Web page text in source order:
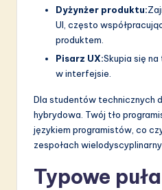
Dyżynżer produktu:
UI, często
produktem.
Pisarz UX:Skupia się
w interfejsie.
Dla studentów technicznych
hybrydowa. Twój tło
językiem programistów, co
zespołach
Typowe